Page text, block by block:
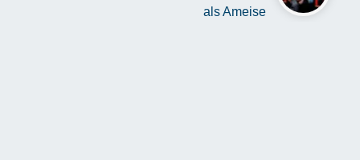
als Ameise